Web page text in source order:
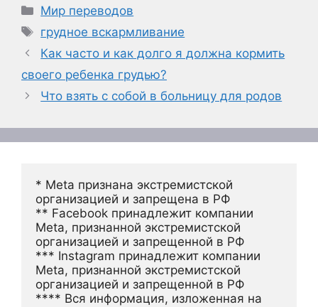
Рубрики
Мир переводов
Метки
грудное вскармливание
Как часто и как долго я должна кормить
своего ребенка грудью?
Что взять с собой в больницу для родов
* Meta признана экстремистской
организацией и запрещена в РФ
** Facebook принадлежит компании
Meta, признанной экстремистской
организацией и запрещенной в РФ
*** Instagram принадлежит компании
Meta, признанной экстремистской
организацией и запрещенной в РФ
**** Вся информация, изложенная на